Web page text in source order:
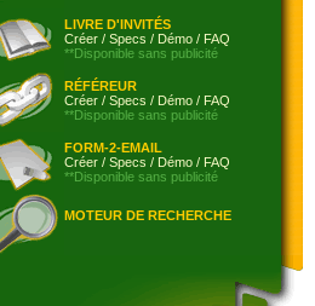
LIVRE D'INVITÉS
Créer / Specs / Démo / FAQ
**Disponible sans publicité
RÉFÉREUR
Créer / Specs / Démo / FAQ
**Disponible sans publicité
FORM-2-EMAIL
Créer / Specs / Démo / FAQ
**Disponible sans publicité
MOTEUR DE RECHERCHE